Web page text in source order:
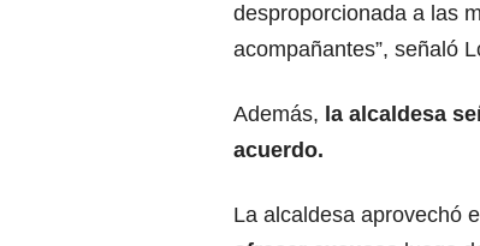
desproporcionada a las
acompañantes”, señaló
Además, la alcaldesa
acuerdo.
La alcaldesa aprovechó